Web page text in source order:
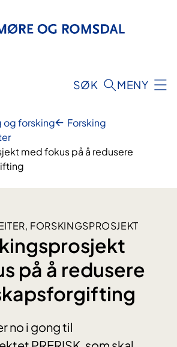
SØK MENY
og forsking
Forsking
med fokus på å redusere
FORSKINGSPROSJEKT
på å redusere
no i gong til